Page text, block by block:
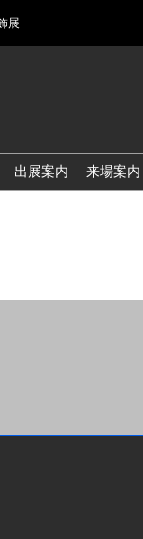
展
出展案内
来場案内